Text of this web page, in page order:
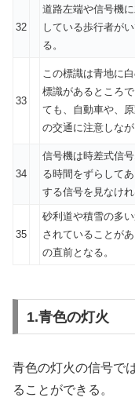
32
道路左端や信号機
している歩行者が
る。
33
この標識は青地に
標識があるところ
ても、自動車や、
の交通に注意しな
34
信号機は時差式信
る時間をずらして
する信号を見なけれ
35
砂利道や積雪の多
されていることが
の直前となる。
1.青色の灯火
青色の灯火の信号で
ることができる。